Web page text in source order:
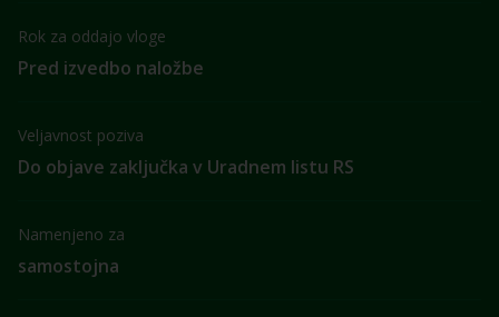
Rok za oddajo vloge
Pred izvedbo naložbe
Veljavnost poziva
Do objave zaključka v Uradnem listu RS
Namenjeno za
samostojna